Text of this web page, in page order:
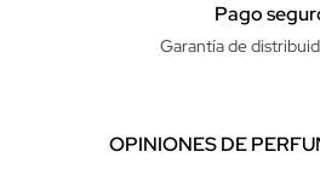
Pago
Garantía de
OPINIONES DE